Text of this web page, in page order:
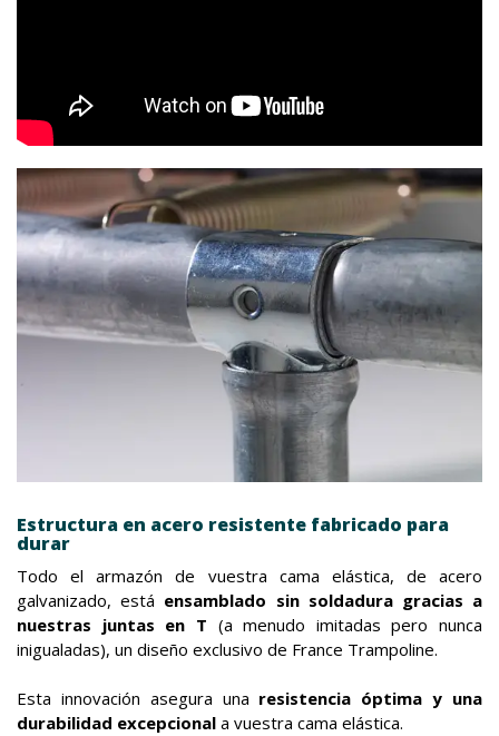
Estructura en acero resistente fabricado para
durar
Todo el armazón de vuestra cama elástica, de acero
galvanizado, está ensamblado sin soldadura gracias a
nuestras juntas en T (a menudo imitadas pero nunca
inigualadas), un diseño exclusivo de France Trampoline.
Esta innovación asegura una resistencia óptima y una
durabilidad excepcional a vuestra cama elástica.